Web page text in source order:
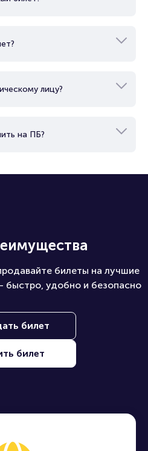
лицу?
на ПБ?
билеты на лучшие
быстро, удобно и безопасно
билет
билет